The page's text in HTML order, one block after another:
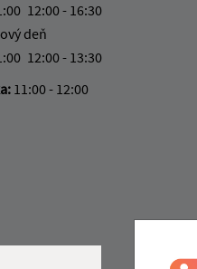
12:00 - 16:30
deň
12:00 - 13:30
11:00 - 12:00